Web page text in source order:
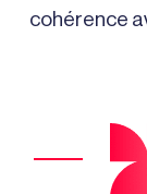
cohérence